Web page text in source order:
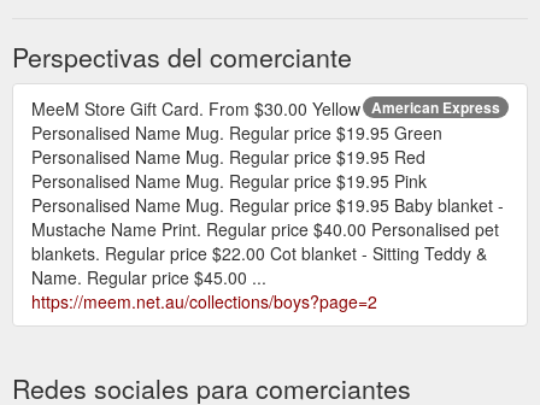
Perspectivas del comerciante
American Express
MeeM Store Gift Card. From $30.00 Yellow
Personalised Name Mug. Regular price $19.95 Green
Personalised Name Mug. Regular price $19.95 Red
Personalised Name Mug. Regular price $19.95 Pink
Personalised Name Mug. Regular price $19.95 Baby blanket -
Mustache Name Print. Regular price $40.00 Personalised pet
blankets. Regular price $22.00 Cot blanket - Sitting Teddy &
Name. Regular price $45.00 ...
https://meem.net.au/collections/boys?page=2
Redes sociales para comerciantes